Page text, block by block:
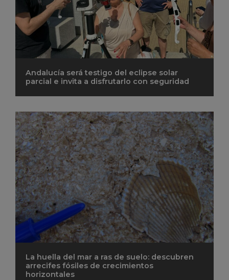
Andalucía será testigo del eclipse solar
parcial e invita a disfrutarlo con seguridad
La huella del mar a ras de suelo: descubren
arrecifes fósiles de crecimientos
horizontales